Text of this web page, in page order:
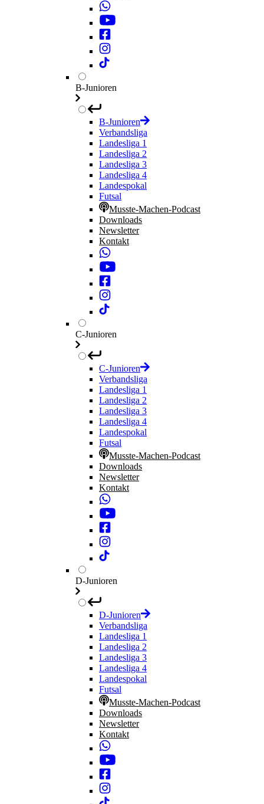
B-Junioren
B-Junioren
Verbandsliga
Landesliga 1
Landesliga 2
Landesliga 3
Landesliga 4
Landespokal
Futsal
Musste-Machen-Podcast
Downloads
Newsletter
Kontakt
C-Junioren
C-Junioren
Verbandsliga
Landesliga 1
Landesliga 2
Landesliga 3
Landesliga 4
Landespokal
Futsal
Musste-Machen-Podcast
Downloads
Newsletter
Kontakt
D-Junioren
D-Junioren
Verbandsliga
Landesliga 1
Landesliga 2
Landesliga 3
Landesliga 4
Landespokal
Futsal
Musste-Machen-Podcast
Downloads
Newsletter
Kontakt